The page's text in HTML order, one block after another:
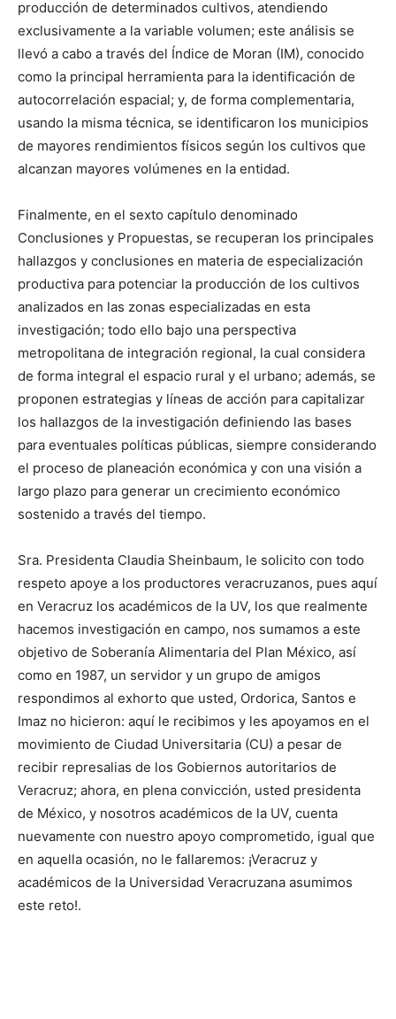
producción de determinados cultivos, atendiendo
exclusivamente a la variable volumen; este análisis se
llevó a cabo a través del Índice de Moran (IM), conocido
como la principal herramienta para la identificación de
autocorrelación espacial; y, de forma complementaria,
usando la misma técnica, se identificaron los municipios
de mayores rendimientos físicos según los cultivos que
alcanzan mayores volúmenes en la entidad.
Finalmente, en el sexto capítulo denominado
Conclusiones y Propuestas, se recuperan los principales
hallazgos y conclusiones en materia de especialización
productiva para potenciar la producción de los cultivos
analizados en las zonas especializadas en esta
investigación; todo ello bajo una perspectiva
metropolitana de integración regional, la cual considera
de forma integral el espacio rural y el urbano; además, se
proponen estrategias y líneas de acción para capitalizar
los hallazgos de la investigación definiendo las bases
para eventuales políticas públicas, siempre considerando
el proceso de planeación económica y con una visión a
largo plazo para generar un crecimiento económico
sostenido a través del tiempo.
Sra. Presidenta Claudia Sheinbaum, le solicito con todo
respeto apoye a los productores veracruzanos, pues aquí
en Veracruz los académicos de la UV, los que realmente
hacemos investigación en campo, nos sumamos a este
objetivo de Soberanía Alimentaria del Plan México, así
como en 1987, un servidor y un grupo de amigos
respondimos al exhorto que usted, Ordorica, Santos e
Imaz no hicieron: aquí le recibimos y les apoyamos en el
movimiento de Ciudad Universitaria (CU) a pesar de
recibir represalias de los Gobiernos autoritarios de
Veracruz; ahora, en plena convicción, usted presidenta
de México, y nosotros académicos de la UV, cuenta
nuevamente con nuestro apoyo comprometido, igual que
en aquella ocasión, no le fallaremos: ¡Veracruz y
académicos de la Universidad Veracruzana asumimos
este reto!.